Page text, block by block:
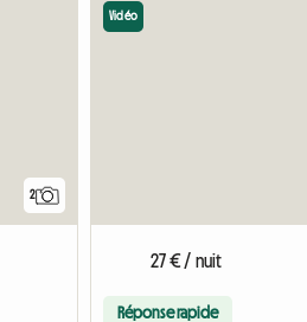
2
Vidéo
27 € / nuit
Réponse rapide